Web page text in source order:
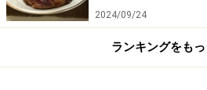
2024/09/24
ランキングをも